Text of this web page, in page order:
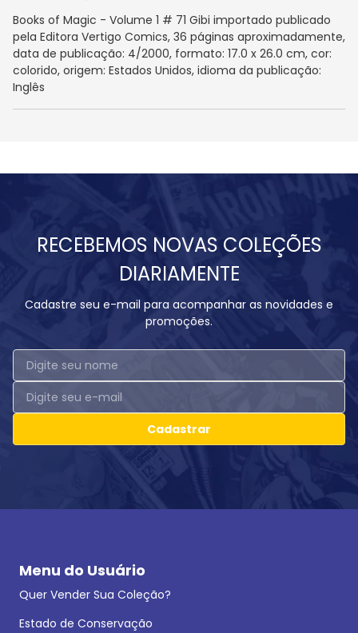
Books of Magic - Volume 1 # 71 Gibi importado publicado
pela Editora Vertigo Comics, 36 páginas aproximadamente,
data de publicação: 4/2000, formato: 17.0 x 26.0 cm, cor:
colorido, origem: Estados Unidos, idioma da publicação:
Inglês
RECEBEMOS NOVAS COLEÇÕES
DIARIAMENTE
Cadastre seu e-mail para acompanhar as novidades e
promoções.
Cadastrar
Menu do Usuário
Quer Vender Sua Coleção?
Estado de Conservação